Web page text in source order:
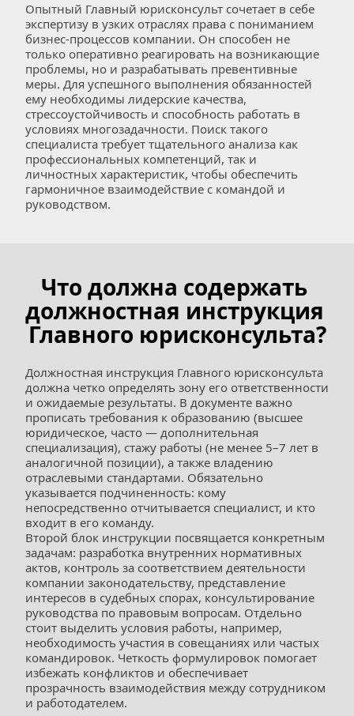
Опытный Главный юрисконсульт сочетает в себе
экспертизу в узких отраслях права с пониманием
бизнес-процессов компании. Он способен не
только оперативно реагировать на возникающие
проблемы, но и разрабатывать превентивные
меры. Для успешного выполнения обязанностей
ему необходимы лидерские качества,
стрессоустойчивость и способность работать в
условиях многозадачности. Поиск такого
специалиста требует тщательного анализа как
профессиональных компетенций, так и
личностных характеристик, чтобы обеспечить
гармоничное взаимодействие с командой и
руководством.
Что должна содержать
должностная инструкция
Главного юрисконсульта?
Должностная инструкция Главного юрисконсульта
должна четко определять зону его ответственности
и ожидаемые результаты. В документе важно
прописать требования к образованию (высшее
юридическое, часто — дополнительная
специализация), стажу работы (не менее 5–7 лет в
аналогичной позиции), а также владению
отраслевыми стандартами. Обязательно
указывается подчиненность: кому
непосредственно отчитывается специалист, и кто
входит в его команду.
Второй блок инструкции посвящается конкретным
задачам: разработка внутренних нормативных
актов, контроль за соответствием деятельности
компании законодательству, представление
интересов в судебных спорах, консультирование
руководства по правовым вопросам. Отдельно
стоит выделить условия работы, например,
необходимость участия в совещаниях или частых
командировок. Четкость формулировок помогает
избежать конфликтов и обеспечивает
прозрачность взаимодействия между сотрудником
и работодателем.